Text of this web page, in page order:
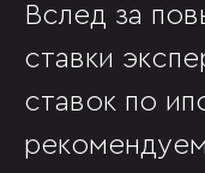
Вслед за
ставки
ставок по